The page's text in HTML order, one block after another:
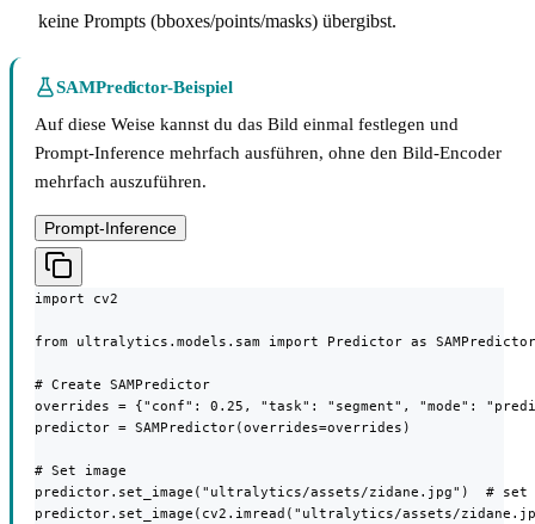
keine Prompts (bboxes/points/masks) übergibst.
SAMPredictor-Beispiel
Auf diese Weise kannst du das Bild einmal festlegen und
Prompt-Inference mehrfach ausführen, ohne den Bild-Encoder
mehrfach auszuführen.
Prompt-Inference
import cv2
from ultralytics.models.sam import Predictor as SAMPredictor
# Create SAMPredictor
overrides = {"conf": 0.25, "task": "segment", "mode":
predictor = SAMPredictor(overrides=overrides)
# Set image
predictor.set_image("ultralytics/assets/zidane.jpg")  #
predictor.set_image(cv2.imread("ultralytics/assets/